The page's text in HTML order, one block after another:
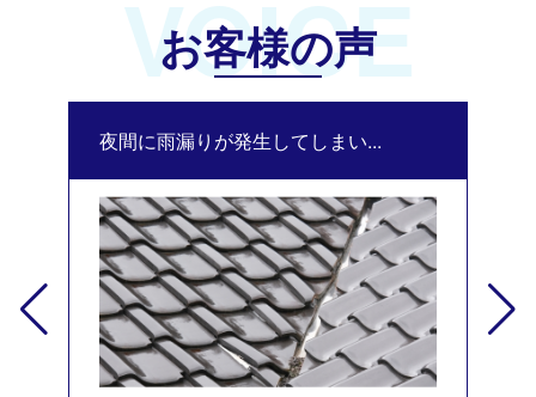
VOICE
お客様の声
夜間に雨漏りが発生してしまい...